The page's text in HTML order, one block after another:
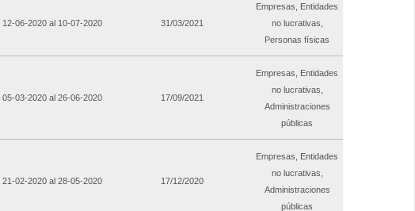
12-06-2020 al 10-07-2020 31/03/2021
Empresas, Entidades
no lucrativas,
Personas físicas
05-03-2020 al 26-06-2020 17/09/2021
Empresas, Entidades
no lucrativas,
Administraciones
públicas
21-02-2020 al 28-05-2020 17/12/2020
Empresas, Entidades
no lucrativas,
Administraciones
públicas